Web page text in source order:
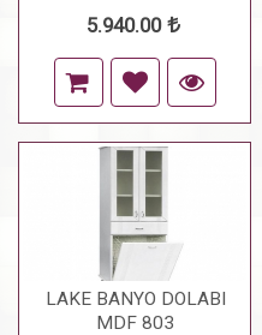
5.940.00
LAKE BANYO DOLABI
MDF 803